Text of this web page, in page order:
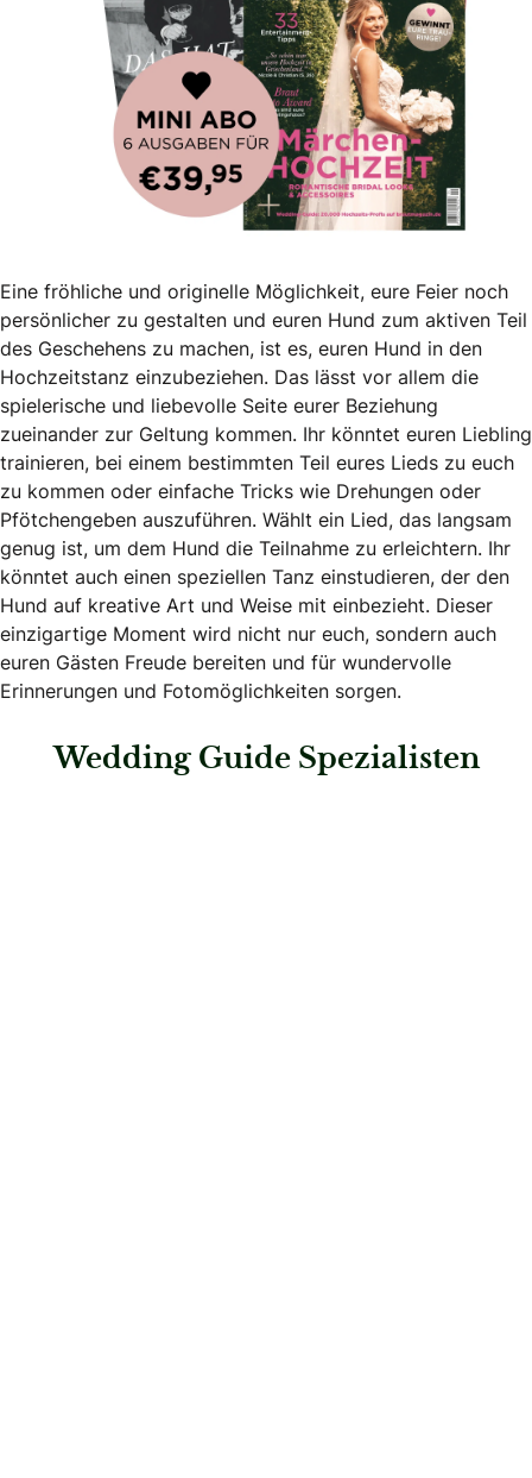
Eine fröhliche und originelle Möglichkeit, eure Feier noch
persönlicher zu gestalten und euren Hund zum aktiven Teil
des Geschehens zu machen, ist es, euren Hund in den
Hochzeitstanz einzubeziehen. Das lässt vor allem die
spielerische und liebevolle Seite eurer Beziehung
zueinander zur Geltung kommen. Ihr könntet euren Liebling
trainieren, bei einem bestimmten Teil eures Lieds zu euch
zu kommen oder einfache Tricks wie Drehungen oder
Pfötchengeben auszuführen. Wählt ein Lied, das langsam
genug ist, um dem Hund die Teilnahme zu erleichtern. Ihr
könntet auch einen speziellen Tanz einstudieren, der den
Hund auf kreative Art und Weise mit einbezieht. Dieser
einzigartige Moment wird nicht nur euch, sondern auch
euren Gästen Freude bereiten und für wundervolle
Erinnerungen und Fotomöglichkeiten sorgen.
Wedding Guide Spezialisten